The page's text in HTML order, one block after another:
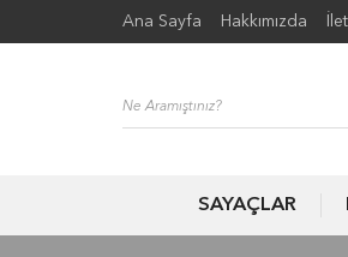
Ana Sayfa Hakkımızda
SAYAÇLAR